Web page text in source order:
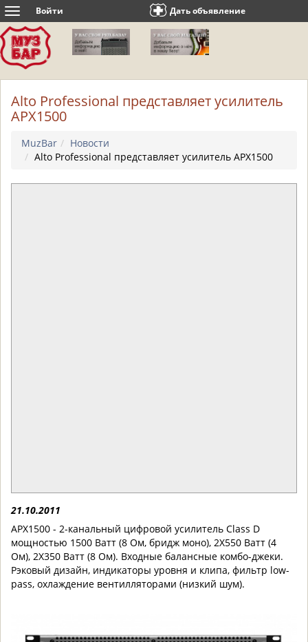
Toggle
navigation
Войти Дать объявление
Alto Professional представляет усилитель
APX1500
MuzBar
Новости
Alto Professional представляет усилитель APX1500
21.10.2011
APX1500 - 2-канальный цифровой усилитель Class D
мощностью 1500 Ватт (8 Ом, бридж моно), 2Х550 Ватт (4
Ом), 2Х350 Ватт (8 Ом). Входные балансные комбо-джеки.
Рэковый дизайн, индикаторы уровня и клипа, фильтр low-
pass, охлаждение вентилляторами (низкий шум).